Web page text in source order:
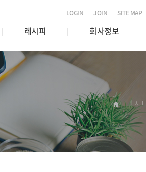
LOGIN JOIN SITE MAP
레시피 회사정보
레시